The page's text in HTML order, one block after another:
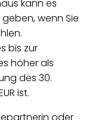
kann es
wenn Sie
bis zur
höher als
des 30.
ist.